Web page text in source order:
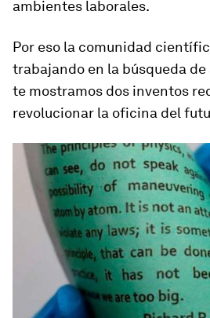
ambientes laborales.
Por eso la comunidad
trabajando en la búsqueda
te mostramos dos inventos
revolucionar la oficina del